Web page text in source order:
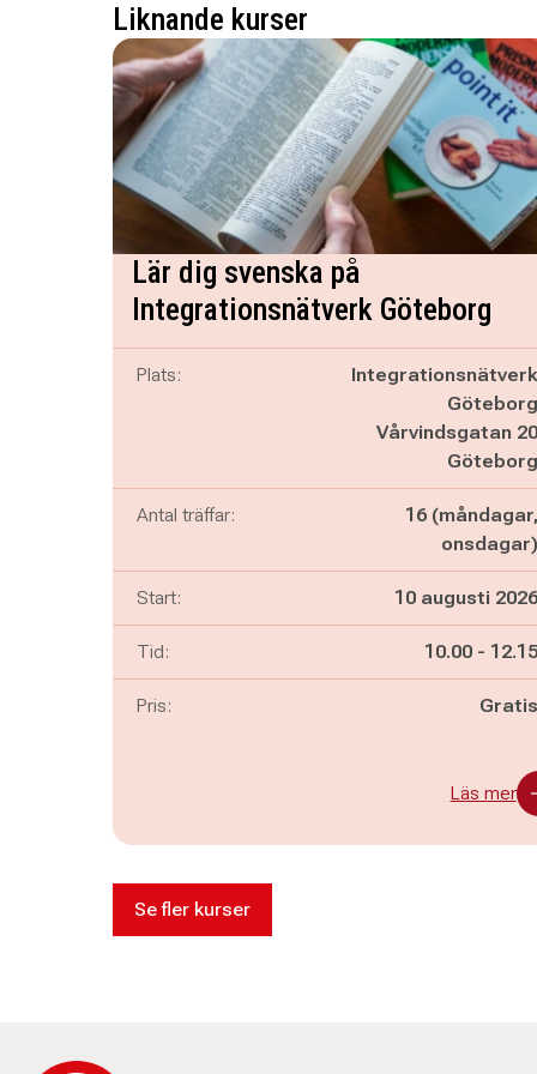
Liknande kurser
Lär dig svenska på
Integrationsnätverk Göteborg
Plats:
Integrationsnätverk
Göteborg
Vårvindsgatan 20
Göteborg
Antal träffar:
16 (måndagar,
onsdagar)
Start: 10 augusti 2026
Tid: Pågår mellan
10.00 - och
12.15
Pris: Gratis
Läs mer
Se fler kurser